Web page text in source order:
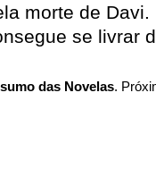
morte de
se livrar
das Novelas.